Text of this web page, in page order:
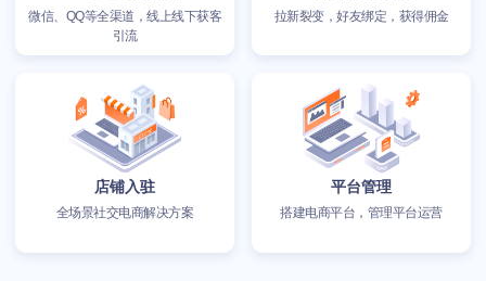
微信、QQ等全渠道，线上线下获客
引流
拉新裂变，好友绑定，获得佣金
店铺入驻
全场景社交电商解决方案
平台管理
搭建电商平台，管理平台运营